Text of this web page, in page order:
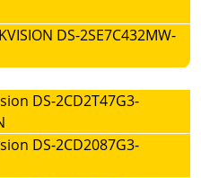
DS-2SE7C432MW-
DS-2CD2T47G3-
DS-2CD2087G3-